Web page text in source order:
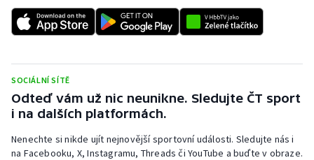
Sportovní střelba
Triatlon
Veslování
Vodní slalom
SOCIÁLNÍ SÍTĚ
Odteď vám už nic neunikne. Sledujte ČT sport
i na dalších platformách.
Nenechte si nikde ujít nejnovější sportovní události. Sledujte nás i
na Facebooku, X, Instagramu, Threads či YouTube a buďte v obraze.